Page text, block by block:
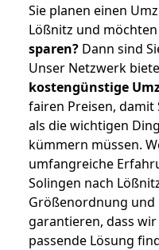
Sie planen einen
Lößnitz und
sparen? Dann sind
Unser Netzwerk
kostengünstige
fairen Preisen, damit
als die wichtigen
kümmern müssen.
umfangreiche
Solingen nach
Größenordnung
garantieren, dass
passende Lösung